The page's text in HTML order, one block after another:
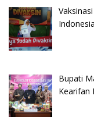
Bupati
Kearifan